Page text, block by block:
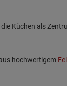
Küchen als
hochwertigem